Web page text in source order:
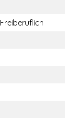
Freiberuflich